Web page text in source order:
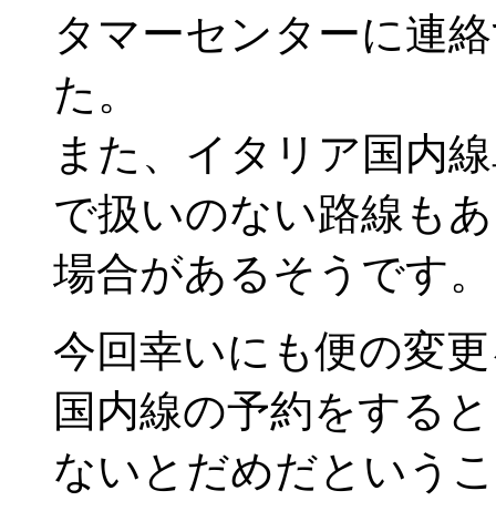
タマーセンターに連
た。
また、イタリア国内
で扱いのない路線も
場合があるそうです。
今回幸いにも便の変
国内線の予約をする
ないとだめだという